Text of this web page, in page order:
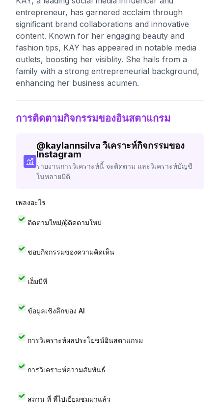
entrepreneur, has garnered acclaim through
significant brand collaborations and innovative
content. Known for her engaging beauty and
fashion tips, KAY has appeared in notable media
outlets, boosting her visiblity. She hails from a
family with a strong entrepreneurial background,
enhancing her business acumen.
การติดตามกิจกรรมของอินสตาแกรม
@kaylannsilva วิเคราะห์กิจกรรมของ
Instagram
รายงานการวิเคราะห์นี้ จะติดตาม และวิเคราะห์บัญชี
ในหลายมิติ
เพลงอะไร
ติดตามใหม่/ผู้ติดตามใหม่
ชอบกิจกรรมของความคิดเห็น
เอ็มบีที
ข้อมูลเชิงลึกของ AI
การวิเคราะห์ผลประโยชน์อินสตาแกรม
การวิเคราะห์ความสัมพันธ์
สถาน ที่ ที่ไปเยี่ยมชมมาแล้ว